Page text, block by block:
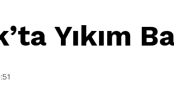
Yıkım